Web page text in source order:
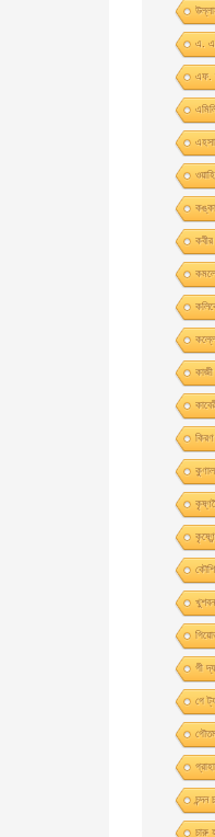
এ.
এফ.
কবীর
গী
গে
চন্দন
চারু